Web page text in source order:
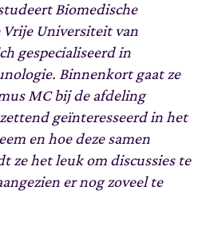
Biomedische
Vrije Universiteit van
gespecialiseerd in
Binnenkort gaat ze
MC bij de afdeling
geïnteresseerd in het
en hoe deze samen
ze het leuk om discussies te
er nog zoveel te